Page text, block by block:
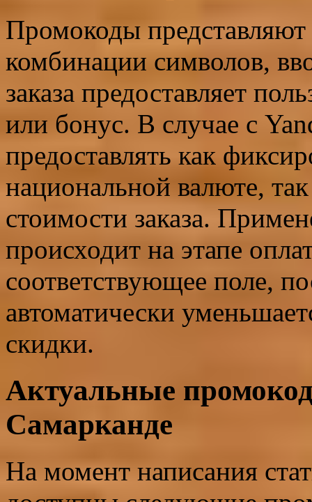
Промокоды
комбинации символов,
заказа предоставляет
или бонус. В случае с
предоставлять как
национальной валюте,
стоимости заказа.
происходит на этапе
соответствующее поле,
автоматически
скидки.
Актуальные
Самарканде
На момент написания